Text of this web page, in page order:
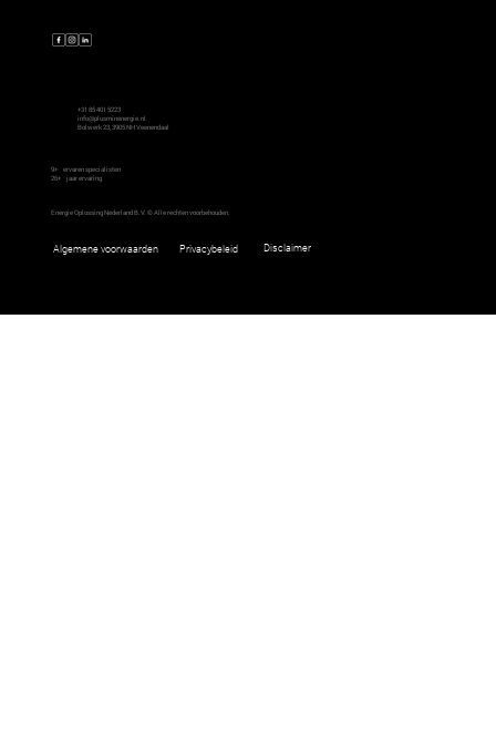
9+ ervaren specialisten
+31 85 401 5223
info@plusminenergie.nl
Bolwerk 23, 3905 NH Veenendaal
26+ jaar ervaring
Energie Oplossing Nederland B.V. © Alle rechten voorbehouden.
Algemene voorwaarden Privacybeleid Disclaimer